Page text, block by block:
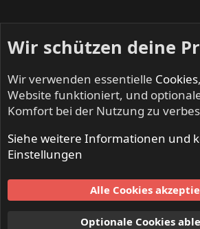
Mitglieder
Nutzungsbedingungen
S
Wir schützen deine
Wir verwenden essentielle Cookies
Website funktioniert, und
Komfort bei der Nutzung zu
Siehe weitere Informationen und
Einstellungen
Alle Cookies
Optionale Cookies